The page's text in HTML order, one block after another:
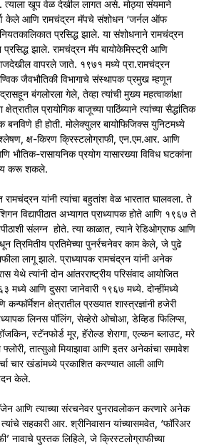
त्याला खूप वेळ देखील लागत असे. मोठ्या संयमाने
केले आणि रामचंद्रन मॅपचे संशोधन ‘जर्नल ऑफ
प्रसिद्ध झाले. या संशोधनाने रामचंद्रन
प्रसिद्ध झाले. रामचंद्रन मॅप बायोकेमिस्ट्री आणि
वापरले जाते. १९७१ मध्ये प्रा.रामचंद्रन
जैवभौतिकी विभागाचे संस्थापक प्रमुख म्हणून
बंगलोरला गेले, तेव्हा त्यांची मुख्य महत्वाकांक्षा
क्षेत्रातील प्रायोगिक बाजूच्या पाठिंब्याने त्यांच्या सैद्धांतिक
बनविणे ही होती. मोलेक्युलर बायोफिजिक्स युनिटमध्ये
क्ष-किरण क्रिस्टलोग्राफी, एन.एम.आर. आणि
रासायनिक प्रयोग यासारख्या विविध घटकांना
करू शकले.
रामचंद्रन यांनी त्यांचा बहुतांश वेळ भारतात घालवला. ते
विद्यापीठात अभ्यागत प्राध्यापक होते आणि १९६७ ते
संलग्न होते. त्या काळात, त्याने रेडिओग्राफ आणि
त्रिमितीय प्रतिमेच्या पुनर्रचनेवर काम केले, जे पुढे
लागू झाले. प्राध्यापक रामचंद्रन यांनी अनेक
येथे त्यांनी दोन आंतरराष्ट्रीय परिसंवाद आयोजित
मध्ये आणि दुसरा जानेवारी १९६७ मध्ये. दोन्हींमध्ये
कन्फॉर्मेशन क्षेत्रातील प्रख्यात शास्त्रज्ञांनी हजेरी
लिनस पॉलिंग, सेव्हेरो ओचोआ, डेव्हिड फिलिप्स,
हॉजकिन, स्टॅनफोर्ड मूर, हॅरोल्ड शेरागा, एल्कन ब्लाउट, मरे
तात्सुओ मियाझावा आणि इतर अनेकांचा समावेश
चार खंडांमध्ये प्रकाशित करण्यात आली आणि
केले.
आणि त्याच्या संरचनेवर पुनरावलोकन करणारे अनेक
सहकारी आर. श्रीनिवासन यांच्यासमवेत, ‘फॉरिअर
नावाचे पुस्तक लिहिले, जे क्रिस्टलोग्राफीच्या